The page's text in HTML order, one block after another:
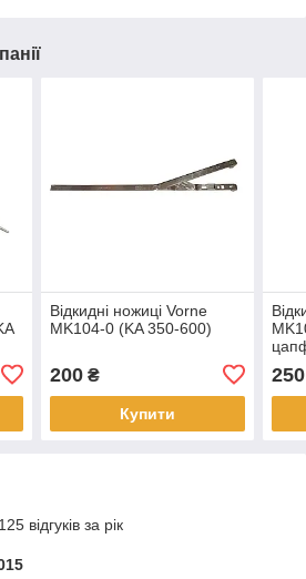
Відкидні ножиці Vorne
MK104-0 (KA 350-600)
200₴
Купити
250
відгуків за рік